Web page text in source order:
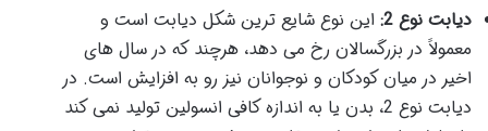
دیابت نوع 2:
این نوع شایع ترین شکل دیابت است و
معمولاً در بزرگسالان رخ می دهد، هرچند که در سال های
اخیر در میان کودکان و نوجوانان نیز رو به افزایش است. در
دیابت نوع 2، بدن یا به اندازه کافی انسولین تولید نمی کند